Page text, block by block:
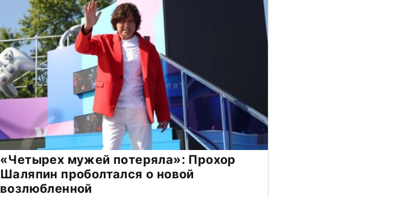
«Четырех мужей потеряла»: Прохор
Шаляпин проболтался о новой
возлюбленной